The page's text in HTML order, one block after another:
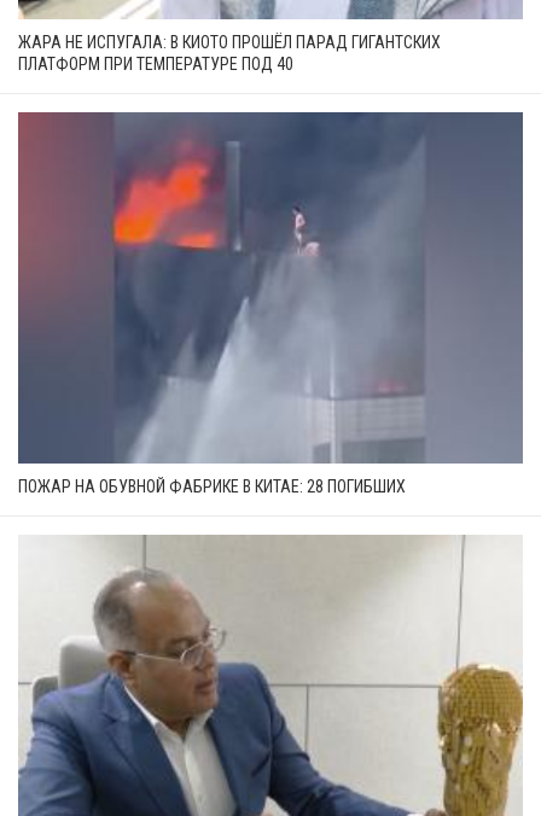
ЖАРА НЕ ИСПУГАЛА: В КИОТО ПРОШЁЛ ПАРАД ГИГАНТСКИХ
ПЛАТФОРМ ПРИ ТЕМПЕРАТУРЕ ПОД 40
ПОЖАР НА ОБУВНОЙ ФАБРИКЕ В КИТАЕ: 28 ПОГИБШИХ